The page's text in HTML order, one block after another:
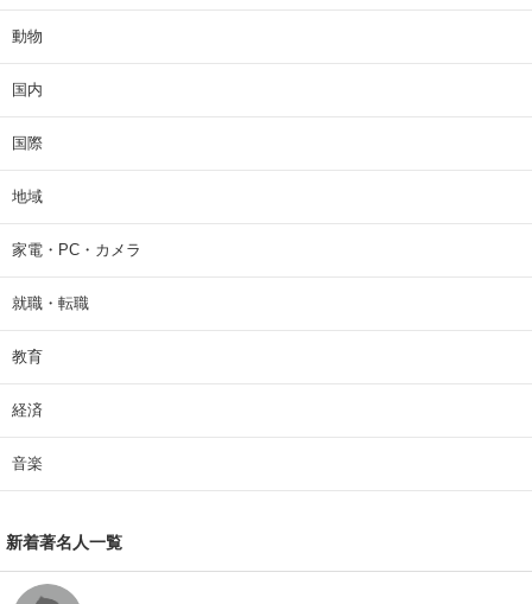
動物
国内
国際
地域
家電・PC・カメラ
就職・転職
教育
経済
音楽
新着著名人一覧